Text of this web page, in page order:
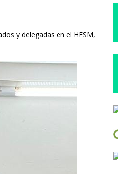
y delegadas en el HESM,